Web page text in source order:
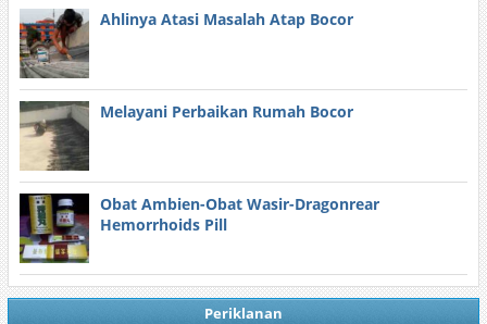
Ahlinya Atasi Masalah Atap Bocor
Melayani Perbaikan Rumah Bocor
Obat Ambien-Obat Wasir-Dragonrear
Hemorrhoids Pill
Periklanan